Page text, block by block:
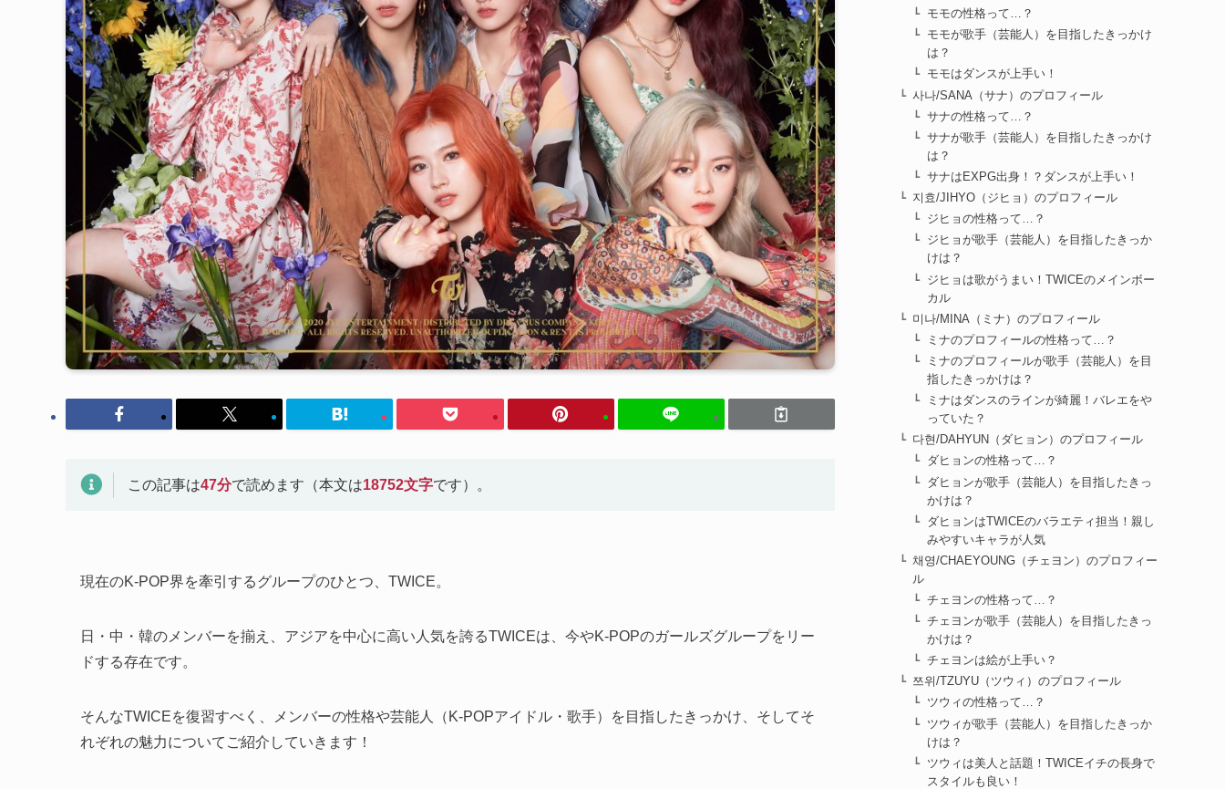
この記事は47分で読めます（本文は18752文字です）。
現在のK-POP界を牽引するグループのひとつ、TWICE。
日・中・韓のメンバーを揃え、アジアを中心に高い人気を誇るTWICEは、今やK-POPのガールズグループをリー
ドする存在です。
そんなTWICEを復習すべく、メンバーの性格や芸能人（K-POPアイドル・歌手）を目指したきっかけ、そしてそ
れぞれの魅力についてご紹介していきます！
モモの性格って…？
モモが歌手（芸能人）を目指したきっかけ
は？
モモはダンスが上手い！
사나/SANA（サナ）のプロフィール
サナの性格って…？
サナが歌手（芸能人）を目指したきっかけ
は？
サナはEXPG出身！？ダンスが上手い！
지효/JIHYO（ジヒョ）のプロフィール
ジヒョの性格って…？
ジヒョが歌手（芸能人）を目指したきっか
けは？
ジヒョは歌がうまい！TWICEのメインボー
カル
미나/MINA（ミナ）のプロフィール
ミナのプロフィールの性格って…？
ミナのプロフィールが歌手（芸能人）を目
指したきっかけは？
ミナはダンスのラインが綺麗！バレエをや
っていた？
다현/DAHYUN（ダヒョン）のプロフィール
ダヒョンの性格って…？
ダヒョンが歌手（芸能人）を目指したきっ
かけは？
ダヒョンはTWICEのバラエティ担当！親し
みやすいキャラが人気
채영/CHAEYOUNG（チェヨン）のプロフィー
ル
チェヨンの性格って…？
チェヨンが歌手（芸能人）を目指したきっ
かけは？
チェヨンは絵が上手い？
쯔위/TZUYU（ツウィ）のプロフィール
ツウィの性格って…？
ツウィが歌手（芸能人）を目指したきっか
けは？
ツウィは美人と話題！TWICEイチの長身で
スタイルも良い！